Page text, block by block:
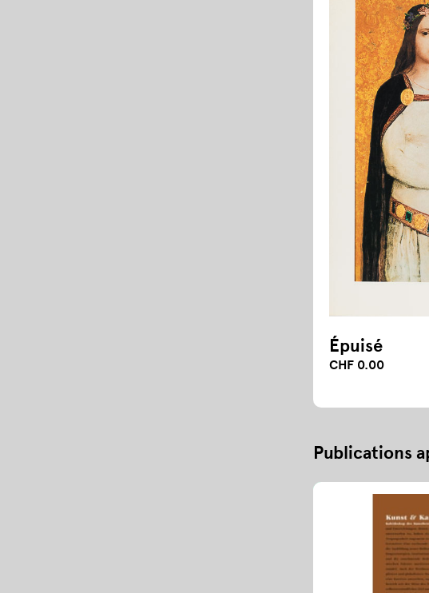
Épuisé
CHF 0.00
Publications